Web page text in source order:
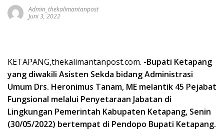
Admin_thekalimantanpost
Juni 3, 2022
KETAPANG,thekalimantanpost.com. -Bupati Ketapang
yang diwakili Asisten Sekda bidang Administrasi
Umum Drs. Heronimus Tanam, ME melantik 45 Pejabat
Fungsional melalui Penyetaraan Jabatan di
Lingkungan Pemerintah Kabupaten Ketapang, Senin
(30/05/2022) bertempat di Pendopo Bupati Ketapang.